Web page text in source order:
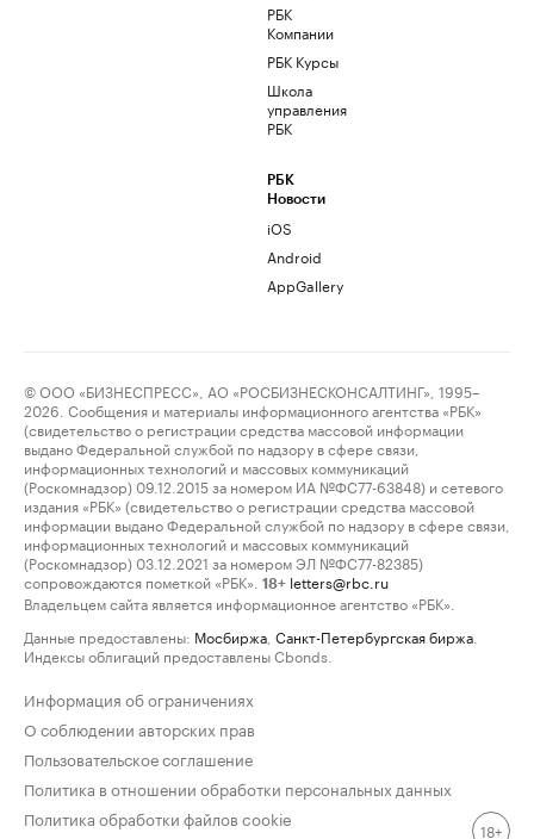
РБК
Компании
РБК Курсы
Школа
управления
РБК
РБК
Новости
iOS
Android
AppGallery
© ООО «БИЗНЕСПРЕСС», АО «РОСБИЗНЕСКОНСАЛТИНГ», 1995–
2026. Сообщения и материалы информационного агентства «РБК»
(свидетельство о регистрации средства массовой информации
выдано Федеральной службой по надзору в сфере связи,
информационных технологий и массовых коммуникаций
(Роскомнадзор) 09.12.2015 за номером ИА №ФС77-63848) и сетевого
издания «РБК» (свидетельство о регистрации средства массовой
информации выдано Федеральной службой по надзору в сфере связи,
информационных технологий и массовых коммуникаций
(Роскомнадзор) 03.12.2021 за номером ЭЛ №ФС77-82385)
сопровождаются пометкой «РБК».
18+ letters@rbc.ru
Владельцем сайта является информационное агентство «РБК».
Данные предоставлены: Мосбиржа Санкт-Петербургская биржа
Индексы облигаций предоставлены Cbonds.
Информация об ограничениях
О соблюдении авторских прав
Пользовательское соглашение
Политика в отношении обработки персональных данных
Политика обработки файлов cookie
18+